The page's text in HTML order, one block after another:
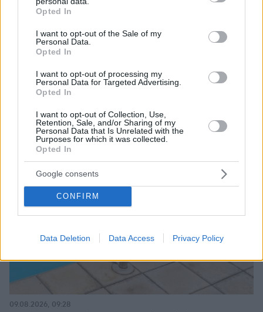
grant or deny consent to Google and its third-party tags to
use your data for below specified purposes in below Google
consent section.
Opted In
I want to opt-out of the Sale of my
Personal Data.
Opted In
I want to opt-out of processing my
Personal Data for Targeted Advertising.
Opted In
I want to opt-out of Collection, Use,
Retention, Sale, and/or Sharing of my
Personal Data that Is Unrelated with the
Purposes for which it was collected.
Opted In
Google consents
CONFIRM
Data Deletion Data Access Privacy Policy
τέσσερις φοιτητές δολοφονήθηκαν μέσα σε λίγα
09.08.2026, 09:28